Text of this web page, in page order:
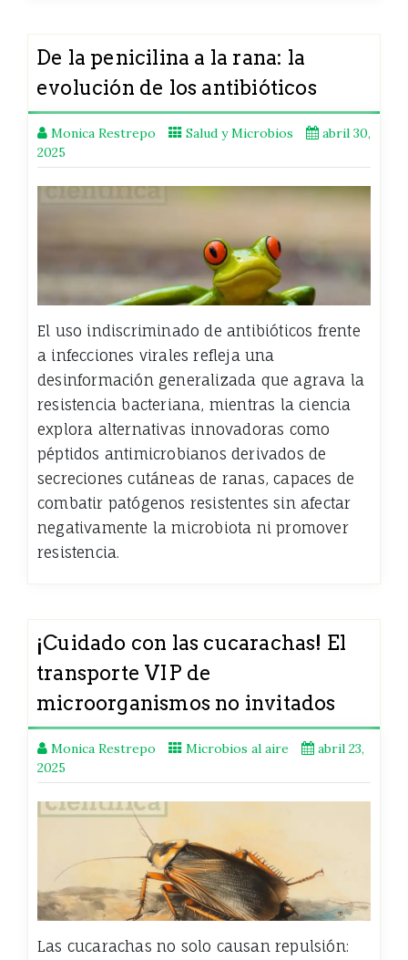
De la penicilina a la rana: la
evolución de los antibióticos
Monica Restrepo Salud y Microbios
abril 30,
2025
El uso indiscriminado de antibióticos frente
a infecciones virales refleja una
desinformación generalizada que agrava la
resistencia bacteriana, mientras la ciencia
explora alternativas innovadoras como
péptidos antimicrobianos derivados de
secreciones cutáneas de ranas, capaces de
combatir patógenos resistentes sin afectar
negativamente la microbiota ni promover
resistencia.
¡Cuidado con las cucarachas! El
transporte VIP de
microorganismos no invitados
Monica Restrepo Microbios al aire
abril 23,
2025
Las cucarachas no solo causan repulsión: